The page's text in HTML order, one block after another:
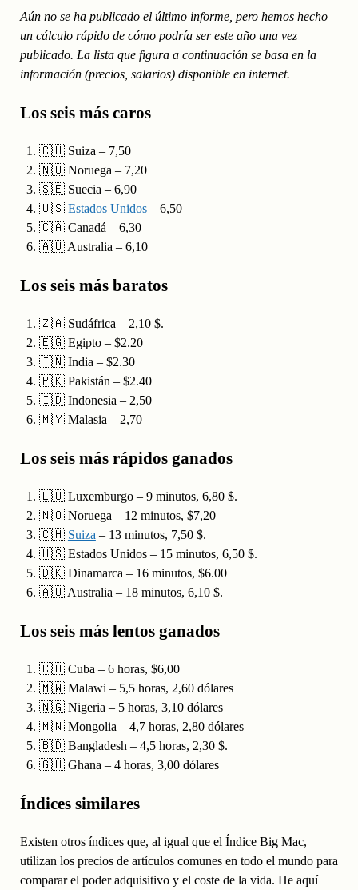
Aún no se ha publicado el último informe, pero hemos hecho
un cálculo rápido de cómo podría ser este año una vez
publicado. La lista que figura a continuación se basa en la
información (precios, salarios) disponible en internet.
Los seis más caros
🇨🇭 Suiza – 7,50
🇳🇴 Noruega – 7,20
🇸🇪 Suecia – 6,90
🇺🇸 Estados Unidos– 6,50
🇨🇦 Canadá – 6,30
🇦🇺 Australia – 6,10
Los seis más baratos
🇿🇦 Sudáfrica – 2,10 $.
🇪🇬 Egipto – $2.20
🇮🇳 India – $2.30
🇵🇰 Pakistán – $2.40
🇮🇩 Indonesia – 2,50
🇲🇾 Malasia – 2,70
Los seis más rápidos ganados
🇱🇺 Luxemburgo – 9 minutos, 6,80 $.
🇳🇴 Noruega – 12 minutos, $7,20
🇨🇭 Suiza – 13 minutos, 7,50 $.
🇺🇸 Estados Unidos – 15 minutos, 6,50 $.
🇩🇰 Dinamarca – 16 minutos, $6.00
🇦🇺 Australia – 18 minutos, 6,10 $.
Los seis más lentos ganados
🇨🇺 Cuba – 6 horas, $6,00
🇲🇼 Malawi – 5,5 horas, 2,60 dólares
🇳🇬 Nigeria – 5 horas, 3,10 dólares
🇲🇳 Mongolia – 4,7 horas, 2,80 dólares
🇧🇩 Bangladesh – 4,5 horas, 2,30 $.
🇬🇭 Ghana – 4 horas, 3,00 dólares
Índices similares
Existen otros índices que, al igual que el Índice Big Mac,
utilizan los precios de artículos comunes en todo el mundo para
comparar el poder adquisitivo y el coste de la vida. He aquí